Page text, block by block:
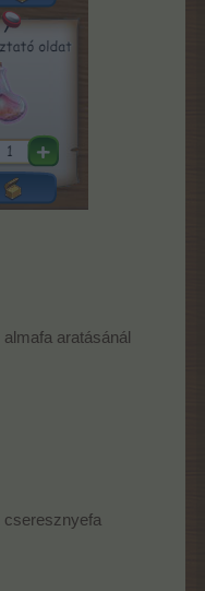
almafa aratásánál
cseresznyefa